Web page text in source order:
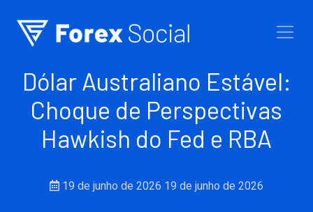
Dólar Australiano Estável:
Choque de Perspectivas
Hawkish do Fed e RBA
19 de junho de 2026 19 de junho de 2026